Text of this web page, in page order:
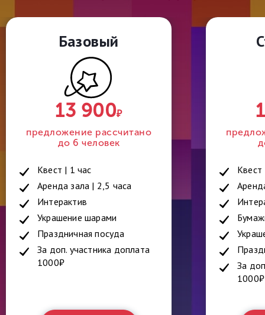
Базовый
13 900₽
предложение рассчитано
до 6 человек
Квест | 1 час
Аренда зала | 2,5 часа
Интерактив
Украшение шарами
Праздничная посуда
За доп. участника доплата
1000₽
Квест
За
1000₽